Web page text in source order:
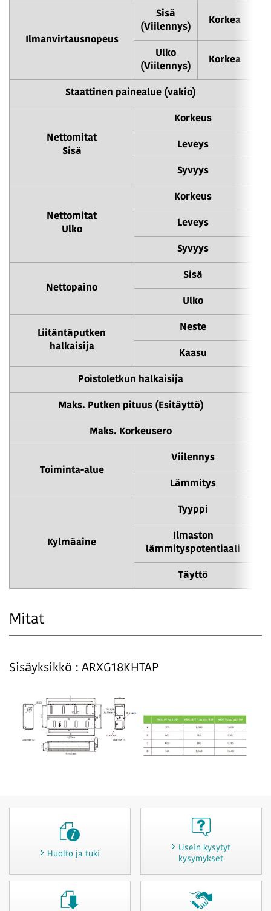
Ilmanvirtausnopeus
Sisä
(Viilennys)
Korkea
Ulko
(Viilennys)
Korkea
Staattinen painealue (vakio)
Nettomitat
Sisä
Korkeus
Leveys
Syvyys
Nettomitat
Ulko
Korkeus
Leveys
Syvyys
Nettopaino
Sisä
Ulko
Liitäntäputken
halkaisija
Neste
Kaasu
Poistoletkun halkaisija
Maks. Putken pituus (Esitäyttö)
Maks. Korkeusero
Toiminta-alue
Viilennys
Lämmitys
Kylmäaine
Tyyppi
Ilmaston
lämmityspotentiaali
Täyttö
Mitat
Sisäyksikkö : ARXG18KHTAP
Huolto ja tuki
Usein kysytyt
kysymykset